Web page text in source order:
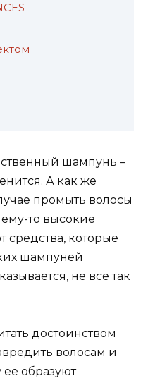
шампунь –
А как же
промыть волосы
то высокие
средства, которые
шампуней
не все так
достоинством
волосам и
образуют